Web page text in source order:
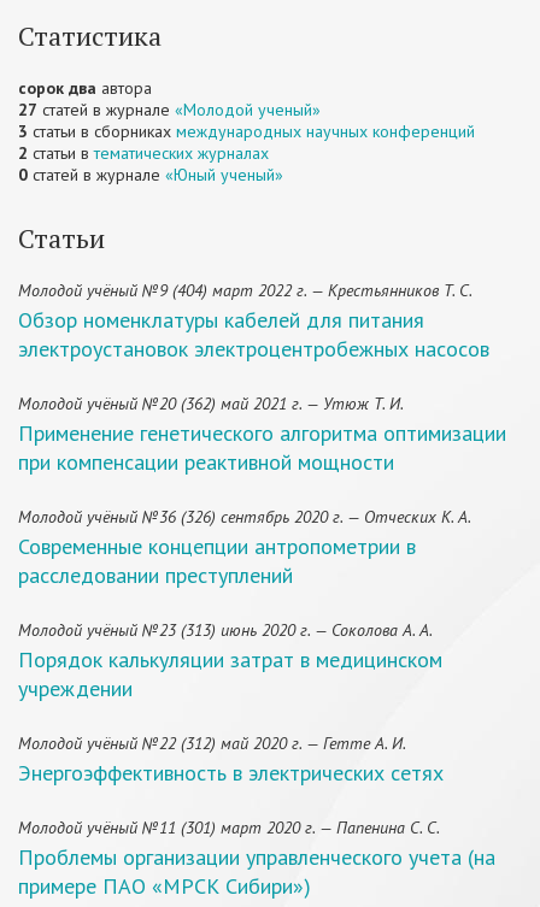
Статистика
сорок два автора
27 статей в журнале «Молодой ученый»
3 статьи в сборниках международных научных конференций
2 статьи втематических журналах
0 статей в журнале «Юный ученый»
Статьи
Молодой учёный №9 (404) март 2022 г. — Крестьянников Т. С.
Обзор номенклатуры кабелей для питания
электроустановок электроцентробежных насосов
Молодой учёный №20 (362) май 2021 г. — Утюж Т. И.
Применение генетического алгоритма оптимизации
при компенсации реактивной мощности
Молодой учёный №36 (326) сентябрь 2020 г. — Отческих К. А.
Современные концепции антропометрии в
расследовании преступлений
Молодой учёный №23 (313) июнь 2020 г. — Соколова А. А.
Порядок калькуляции затрат в медицинском
учреждении
Молодой учёный №22 (312) май 2020 г. — Гетте А. И.
Энергоэффективность в электрических сетях
Молодой учёный №11 (301) март 2020 г. — Папенина С. С.
Проблемы организации управленческого учета (на
примере ПАО «МРСК Сибири»)